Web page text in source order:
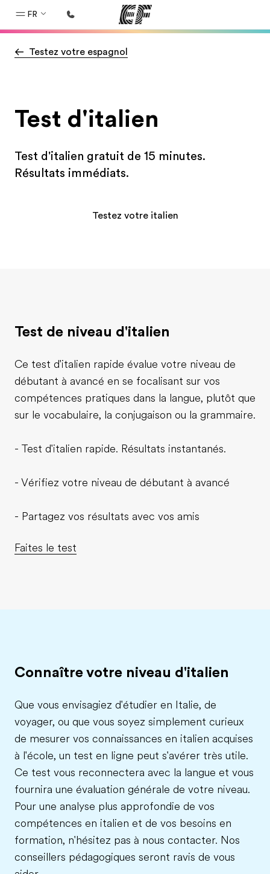
FR
Accueil
Nos offres
Testez votre espagnol
Test d'italien
Test d'italien gratuit de 15 minutes.
Résultats immédiats.
Testez votre italien
Test de niveau d'italien
Ce test d'italien rapide évalue votre niveau de
débutant à avancé en se focalisant sur vos
compétences pratiques dans la langue, plutôt que
sur le vocabulaire, la conjugaison ou la grammaire.
- Test d'italien rapide. Résultats instantanés.
- Vérifiez votre niveau de débutant à avancé
- Partagez vos résultats avec vos amis
Faites le test
Connaître votre niveau d'italien
Que vous envisagiez d'étudier en Italie, de
voyager, ou que vous soyez simplement curieux
de mesurer vos connaissances en italien acquises
à l'école, un test en ligne peut s'avérer très utile.
Ce test vous reconnectera avec la langue et vous
fournira une évaluation générale de votre niveau.
Pour une analyse plus approfondie de vos
compétences en italien et de vos besoins en
formation, n'hésitez pas à nous contacter. Nos
conseillers pédagogiques seront ravis de vous